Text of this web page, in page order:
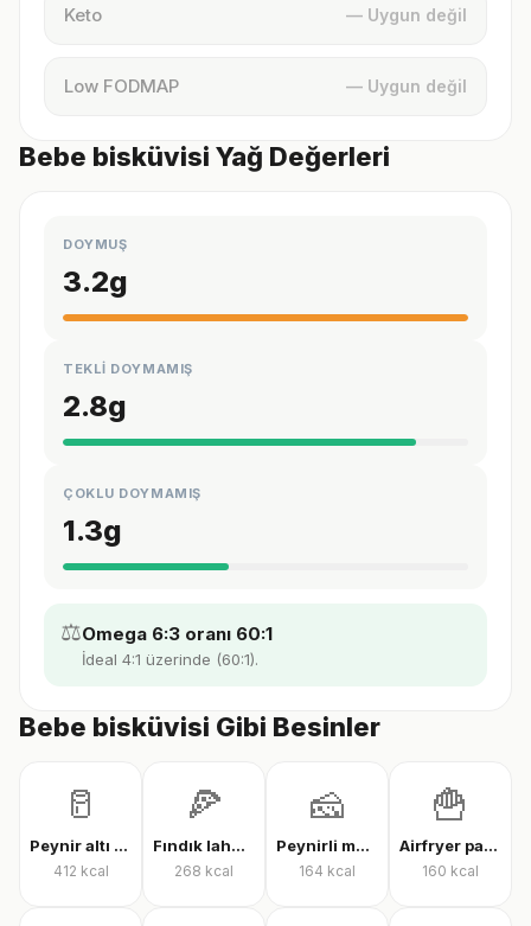
Keto — Uygun değil
Low FODMAP — Uygun değil
Bebe bisküvisi Yağ Değerleri
DOYMUŞ
3.2g
TEKLİ DOYMAMIŞ
2.8g
ÇOKLU DOYMAMIŞ
1.3g
⚖️Omega 6:3 oranı 60:1
İdeal 4:1 üzerinde (60:1).
Bebe bisküvisi Gibi Besinler
🥛
Peynir altı suyu protein tozu
412 kcal
🍕
Fındık lahmacun
268 kcal
🧀
Peynirli makarna
164 kcal
🍟
Airfryer patates kızartması
160 kcal